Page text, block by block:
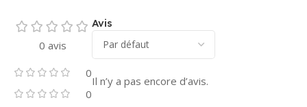
0 avis
0
0
Avis
Il n’y a pas encore d’avis.